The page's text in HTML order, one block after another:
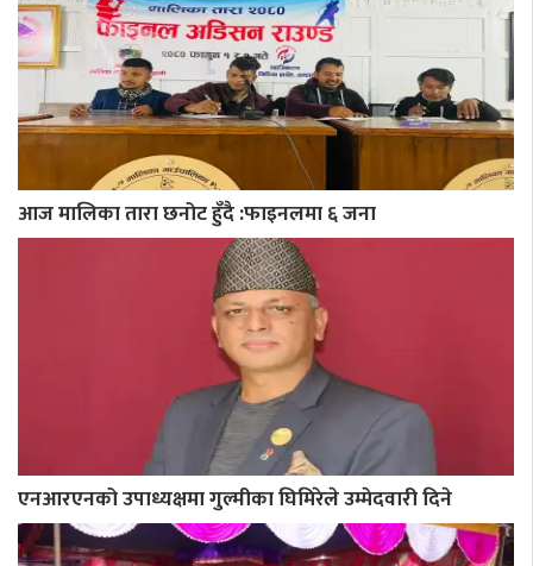
आज मालिका तारा छनोट हुँदै :फाइनलमा ६ जना
एनआरएनको उपाध्यक्षमा गुल्मीका घिमिरेले उम्मेदवारी दिने